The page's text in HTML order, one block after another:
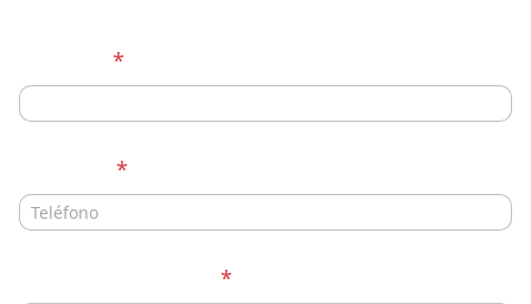
*
*
*